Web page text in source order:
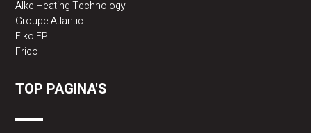
Alke Heating Technology
Groupe Atlantic
Elko EP
Frico
TOP PAGINA'S